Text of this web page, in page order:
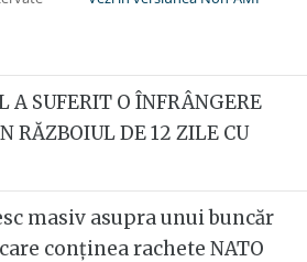
A SUFERIT O ÎNFRÂNGERE
RĂZBOIUL DE 12 ZILE CU
masiv asupra unui buncăr
conținea rachete NATO